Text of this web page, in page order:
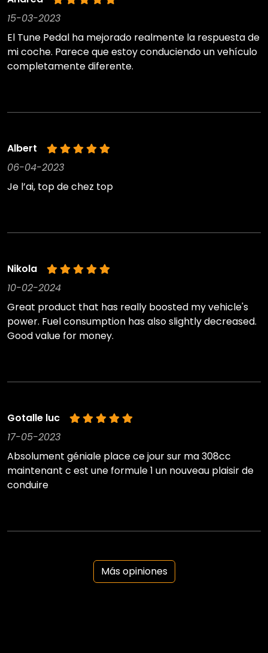
15-03-2023
El Tune Pedal ha mejorado realmente la respuesta de
mi coche. Parece que estoy conduciendo un vehículo
completamente diferente.
Albert
06-04-2023
Je l’ai, top de chez top
Nikola
10-02-2024
Great product that has really boosted my vehicle's
power. Fuel consumption has also slightly decreased.
Good value for money.
Gotalle luc
17-05-2023
Absolument géniale place ce jour sur ma 308cc
maintenant c est une formule 1 un nouveau plaisir de
conduire
Más opiniones